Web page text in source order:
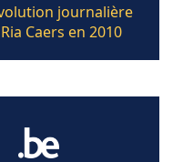
journalière
Caers en 2010